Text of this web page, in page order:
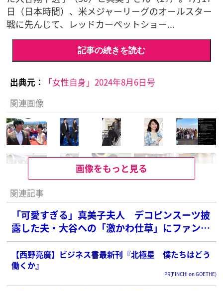
日（日本時間）、米メジャーリーグのオールスター
戦に先んじて、レッドカーペットショー...
記事の続きを読む
出典元：
「女性自身」2024年8月6日号
関連画像
画像をもっと見る
関連記事
「可愛すぎる」真美子夫人 デコピンスーツ披
露した夫・大谷への「激かわ仕草」にファン感
激
【西野亮廣】ビジネス書最新刊『北極星 僕たちはどう
働くか』
PR(FINCHI on GOETHE)